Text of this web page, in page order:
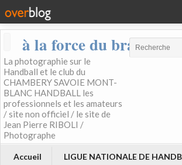
à la force du bras
La photographie sur le
Handball et le club du
CHAMBERY SAVOIE MONT-
BLANC HANDBALL les
professionnels et les amateurs
/ site non officiel / le site de
Jean Pierre RIBOLI /
Photographe
Accueil
LIGUE NATIONALE DE